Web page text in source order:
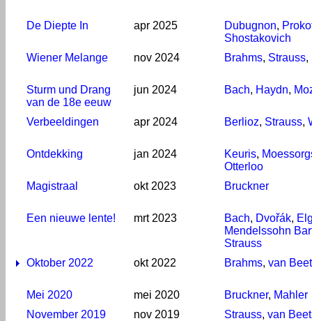
De Diepte In apr 2025 Dubugnon,
Shostakovich
Wiener Melange
nov 2024 Brahms, Strauss,
Sturm und Drang
van de 18e eeuw
jun 2024 Bach, Haydn,
Verbeeldingen apr 2024 Berlioz, Strauss,
Ontdekking jan 2024 Keuris,
Otterloo
Magistraal
okt 2023 Bruckner
Een nieuwe lente! mrt 2023 Bach, Dvořák,
Mendelssohn
Strauss
Oktober 2022
okt 2022 Brahms, van
Mei 2020 mei 2020 Bruckner, Mahler
November 2019
nov 2019 Strauss, van